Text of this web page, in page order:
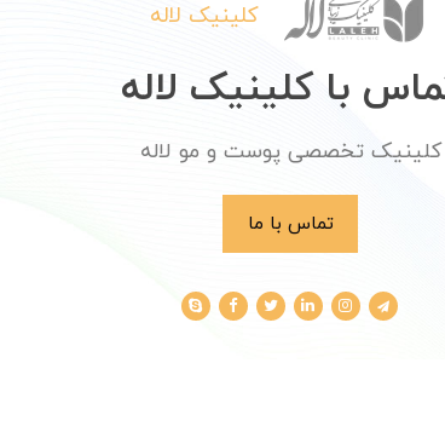
کلینیک لاله
با کلینیک لاله
کلینیک تخصصی پوست و مو لاله
تماس با ما